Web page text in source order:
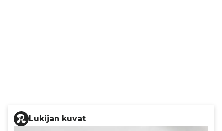
Lukijan kuvat